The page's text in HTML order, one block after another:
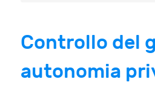
Controllo del
autonomia